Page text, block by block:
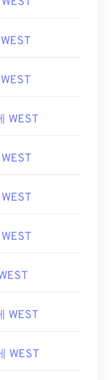
WEST
WEST
WEST